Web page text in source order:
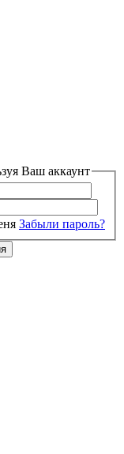
Ваш аккаунт
Забыли пароль?